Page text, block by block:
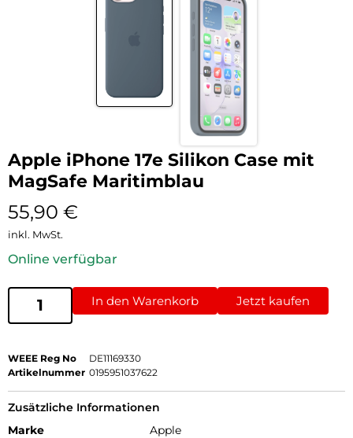
Apple iPhone 17e Silikon Case mit
MagSafe Maritimblau
55,90 €
inkl. MwSt.
Online verfügbar
In den Warenkorb Jetzt kaufen
WEEE Reg No
DE11169330
Artikelnummer 0195951037622
Zusätzliche Informationen
Marke
Apple